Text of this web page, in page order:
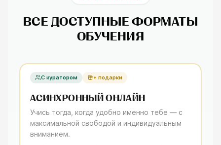
ВСЕ ДОСТУПНЫЕ ФОРМАТЫ
ОБУЧЕНИЯ
С куратором + подарки
АСИНХРОННЫЙ ОНЛАЙН
Учись тогда, когда удобно именно тебе — с
максимальной свободой и индивидуальным
вниманием.